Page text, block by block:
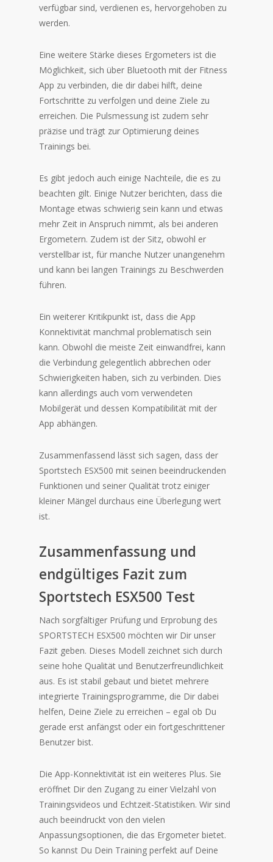
verfügbar sind, verdienen es, hervorgehoben zu
werden.
Eine weitere Stärke dieses Ergometers ist die
Möglichkeit, sich über Bluetooth mit der Fitness
App zu verbinden, die dir dabei hilft, deine
Fortschritte zu verfolgen und deine Ziele zu
erreichen. Die Pulsmessung ist zudem sehr
präzise und trägt zur Optimierung deines
Trainings bei.
Es gibt jedoch auch einige Nachteile, die es zu
beachten gilt. Einige Nutzer berichten, dass die
Montage etwas schwierig sein kann und etwas
mehr Zeit in Anspruch nimmt, als bei anderen
Ergometern. Zudem ist der Sitz, obwohl er
verstellbar ist, für manche Nutzer unangenehm
und kann bei langen Trainings zu Beschwerden
führen.
Ein weiterer Kritikpunkt ist, dass die App
Konnektivität manchmal problematisch sein
kann. Obwohl die meiste Zeit einwandfrei, kann
die Verbindung gelegentlich abbrechen oder
Schwierigkeiten haben, sich zu verbinden. Dies
kann allerdings auch vom verwendeten
Mobilgerät und dessen Kompatibilität mit der
App abhängen.
Zusammenfassend lässt sich sagen, dass der
Sportstech ESX500 mit seinen beeindruckenden
Funktionen und seiner Qualität trotz einiger
kleiner Mängel durchaus eine Überlegung wert
ist.
Zusammenfassung und
endgültiges Fazit zum
Sportstech ESX500 Test
Nach sorgfältiger Prüfung und Erprobung des
SPORTSTECH ESX500 möchten wir Dir unser
Fazit geben. Dieses Modell zeichnet sich durch
seine hohe Qualität und Benutzerfreundlichkeit
aus. Es ist stabil gebaut und bietet mehrere
integrierte Trainingsprogramme, die Dir dabei
helfen, Deine Ziele zu erreichen – egal ob Du
gerade erst anfängst oder ein fortgeschrittener
Benutzer bist.
Die App-Konnektivität ist ein weiteres Plus. Sie
eröffnet Dir den Zugang zu einer Vielzahl von
Trainingsvideos und Echtzeit-Statistiken. Wir sind
auch beeindruckt von den vielen
Anpassungsoptionen, die das Ergometer bietet.
So kannst Du Dein Training perfekt auf Deine